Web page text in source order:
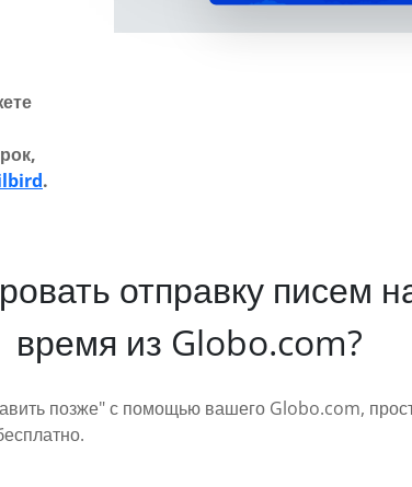
.
отправку писем
время из Globo.com?
позже" с помощью вашего Globo.com,